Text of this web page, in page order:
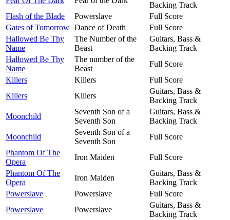
Backing Track
Flash of the Blade
Powerslave
Full Score
Gates of Tomorrow Dance of Death
Full Score
Hallowed Be Thy
Name
The Number of the
Beast
Guitars, Bass &
Backing Track
Hallowed Be Thy
Name
The number of the
Beast
Full Score
Killers
Killers
Full Score
Killers
Killers
Guitars, Bass &
Backing Track
Moonchild
Seventh Son of a
Seventh Son
Guitars, Bass &
Backing Track
Moonchild
Seventh Son of a
Seventh Son
Full Score
Phantom Of The
Opera
Iron Maiden
Full Score
Phantom Of The
Opera
Iron Maiden
Guitars, Bass &
Backing Track
Powerslave
Powerslave
Full Score
Powerslave
Powerslave
Guitars, Bass &
Backing Track